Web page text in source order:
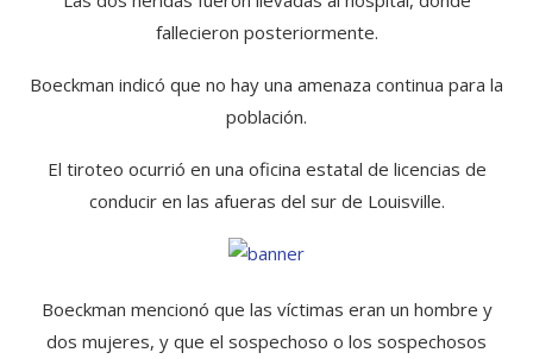
fallecieron posteriormente.
Boeckman indicó que no hay una amenaza continua para la
población.
El tiroteo ocurrió en una oficina estatal de licencias de
conducir en las afueras del sur de Louisville.
Boeckman mencionó que las víctimas eran un hombre y
dos mujeres, y que el sospechoso o los sospechosos